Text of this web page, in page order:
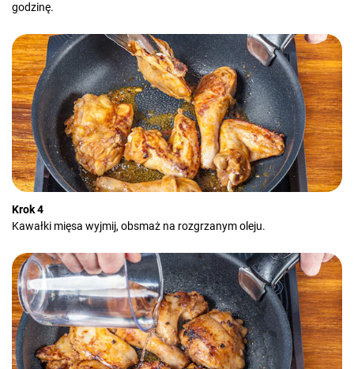
godzinę.
Krok 4
Kawałki mięsa wyjmij, obsmaż na rozgrzanym oleju.